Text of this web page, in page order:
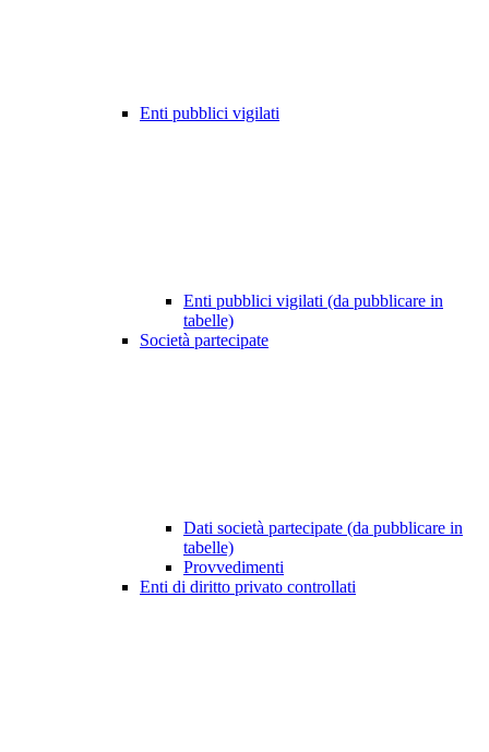
Enti pubblici vigilati
Enti pubblici vigilati (da pubblicare in
tabelle)
Società partecipate
Dati società partecipate (da pubblicare in
tabelle)
Provvedimenti
Enti di diritto privato controllati